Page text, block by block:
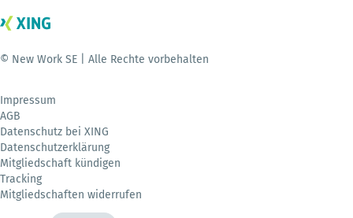
© New Work SE | Alle Rechte vorbehalten
Impressum
AGB
Datenschutz bei XING
Datenschutzerklärung
Mitgliedschaft kündigen
Tracking
Mitgliedschaften widerrufen